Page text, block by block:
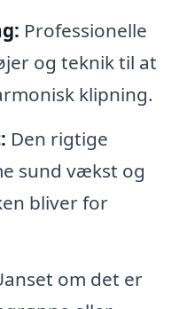
Professionelle
og teknik til at
klipning.
Den rigtige
sund vækst og
bliver for
om det er